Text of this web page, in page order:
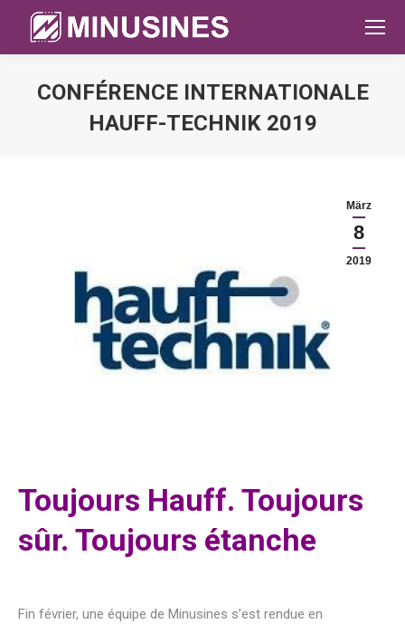
CONFÉRENCE INTERNATIONALE
HAUFF-TECHNIK 2019
März
8
2019
Toujours Hauff. Toujours
sûr. Toujours étanche
Fin février, une équipe de Minusines s’est rendue en